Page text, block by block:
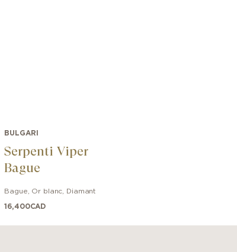
BULGARI
Serpenti Viper
Bague
Bague Or blanc Diamant
16,400CAD